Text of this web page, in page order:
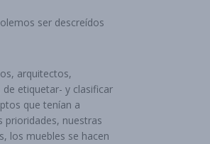
ser descreídos
arquitectos,
etiquetar- y clasificar
que tenían a
prioridades, nuestras
los muebles se hacen